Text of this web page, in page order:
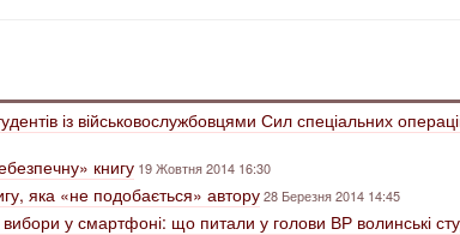
із військовослужбовцями Сил спеціальних
книгу 19 Жовтня 2014 16:30
яка «не подобається» автору28 Березня 2014 14:45
вибори у смартфоні: що питали у голови ВР волинські